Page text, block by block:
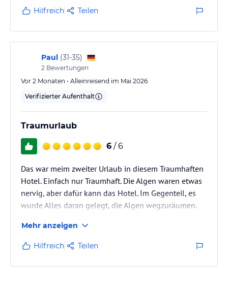
Hilfreich Teilen
Paul (31-35)
2 Bewertungen
Vor 2 Monaten • Alleinreisend im Mai 2026
Verifizierter Aufenthalt
Traumurlaub
6 / 6
Das war meim zweiter Urlaub in diesem Traumhaften
Hotel. Einfach nur Traumhaft. Die Algen waren etwas
nervig, aber dafür kann das Hotel. Im Gegenteil, es
wurde Alles daran gelegt, die Algen wegzuräumen.
Schildkröten. Und das macht mir dieses Hotel noch
1000x symphatischer.
Ich kann absolut nichts Negatives sagen, außer dass
der Urlaub wieder vorbei war.
Mehr anzeigen
Hilfreich Teilen